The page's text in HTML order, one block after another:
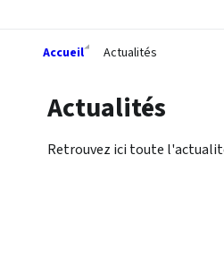
Accueil Actualités
Actualités
Retrouvez ici toute